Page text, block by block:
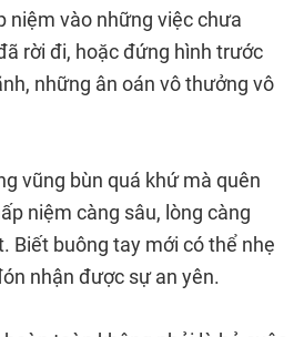
niệm vào những việc chưa
rời đi, hoặc đứng hình trước
những ân oán vô thưởng vô
vũng bùn quá khứ mà quên
niệm càng sâu, lòng càng
Biết buông tay mới có thể nhẹ
nhận được sự an yên.